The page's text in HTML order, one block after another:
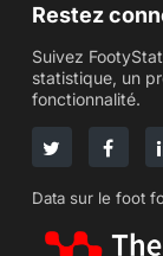
Restez
Suivez
statistique, un
fonctionnalité.
Data sur le foot